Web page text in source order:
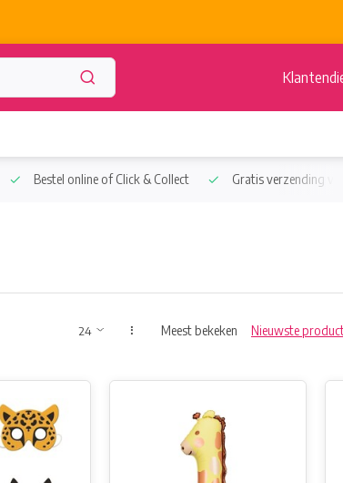
Bestel online of Click & Collect Gratis verzending
Meest bekeken Nieuwste